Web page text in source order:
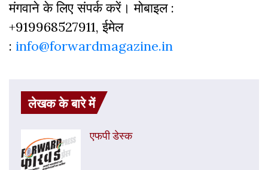
मंगवाने के लिए संपर्क करें। मोबाइल :
+919968527911, ईमेल
: info@forwardmagazine.in
लेखक के बारे में
एफपी डेस्‍क